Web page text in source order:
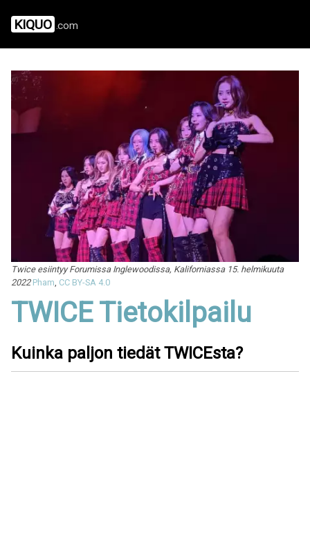
KIQUO .com
Twice esiintyy Forumissa Inglewoodissa, Kaliforniassa 15. helmikuuta
2022 Pham, CC BY-SA 4.0
TWICE Tietokilpailu
Kuinka paljon tiedät TWICEsta?